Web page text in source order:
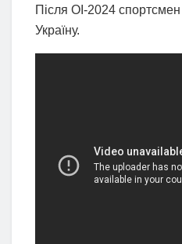
Після ОІ-2024
Україну.